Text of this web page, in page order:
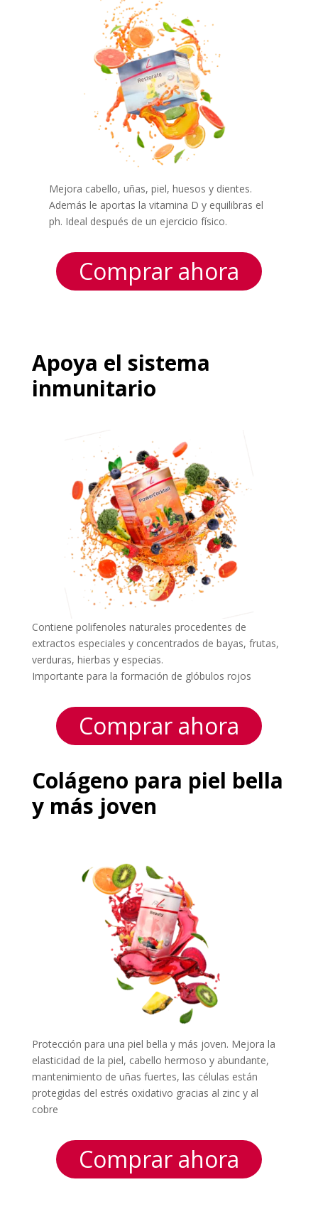
Mejora cabello, uñas, piel, huesos y dientes.
Además le aportas la vitamina D y equilibras el
ph. Ideal después de un ejercicio físico.
Comprar ahora
Apoya el sistema
inmunitario
Contiene polifenoles naturales procedentes de
extractos especiales y concentrados de bayas, frutas,
verduras, hierbas y especias.
Importante para la formación de glóbulos rojos
Comprar ahora
Colágeno para piel bella
y más joven
Protección para una piel bella y más joven. Mejora la
elasticidad de la piel, cabello hermoso y abundante,
mantenimiento de uñas fuertes, las células están
protegidas del estrés oxidativo gracias al zinc y al
cobre
Comprar ahora